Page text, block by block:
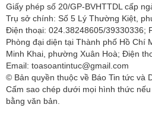
Giấy phép số 20/GP-BVHTTDL cấp
Trụ sở chính: Số 5 Lý Thường Kiệt,
Điện thoại: 024.38248605/39330336;
Phòng đại diện tại Thành phố Hồ Chí
Minh Khai, phường Xuân Hoà; Điện
Email: toasoantintuc@gmail.com
© Bản quyền thuộc về Báo Tin tức và
Cấm sao chép dưới mọi hình thức
bằng văn bản.